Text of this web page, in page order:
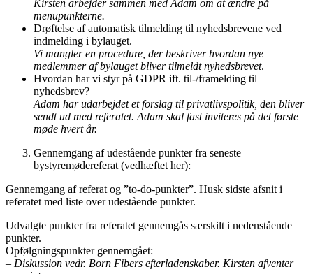
Kirsten arbejder sammen med Adam om at ændre på
menupunkterne.
Drøftelse af automatisk tilmelding til nyhedsbrevene ved
indmelding i bylauget.
Vi mangler en procedure, der beskriver hvordan nye
medlemmer af bylauget bliver tilmeldt nyhedsbrevet.
Hvordan har vi styr på GDPR ift. til-/framelding til
nyhedsbrev?
Adam har udarbejdet et forslag til privatlivspolitik, den bliver
sendt ud med referatet. Adam skal fast inviteres på det første
møde hvert år.
Gennemgang af udestående punkter fra seneste
bystyremødereferat (vedhæftet her):
Gennemgang af referat og ”to-do-punkter”. Husk sidste afsnit i
referatet med liste over udestående punkter.
Udvalgte punkter fra referatet gennemgås særskilt i nedenstående
punkter.
Opfølgningspunkter gennemgået:
– Diskussion vedr. Born Fibers efterladenskaber. Kirsten afventer